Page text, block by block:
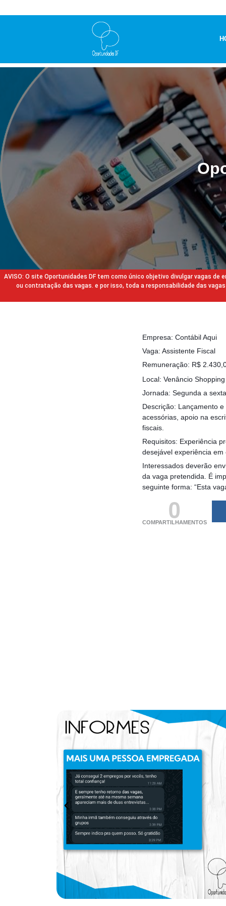
AVISO: O site Oportunidades DF tem como único objetivo divulgar vagas
ou contratação das vagas. e por isso, toda a responsabilidade das
Empresa: Contábil Aqui
Vaga: Assistente Fiscal
Remuneração: R$
Local: Venâncio
Jornada: Segunda a
Descrição: Lançamento
acessórias, apoio na
fiscais.
Requisitos: Experiência
desejável experiência
Interessados deverão
da vaga pretendida. É
seguinte forma: “Esta
0
COMPARTILHAMENTOS